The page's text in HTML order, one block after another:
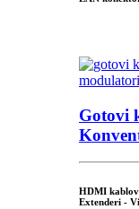
Gotovi
HDMI
Extenderi -